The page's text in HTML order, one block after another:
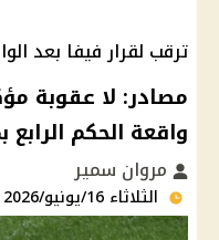
ترقب لقرار فيفا بعد
مصادر: لا عقوبة
واقعة الحكم الرابع
مروان سمير
الثلاثاء 16/يونيو/2026 - 07:12 م